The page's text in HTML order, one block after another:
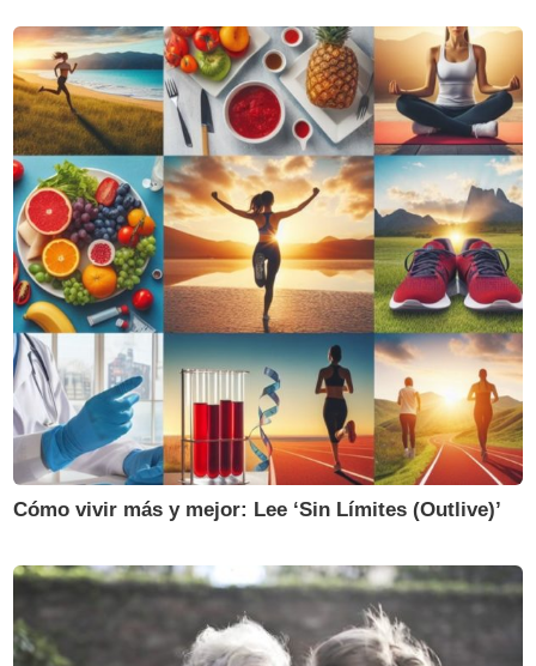
Cómo vivir más y mejor: Lee ‘Sin Límites (Outlive)’